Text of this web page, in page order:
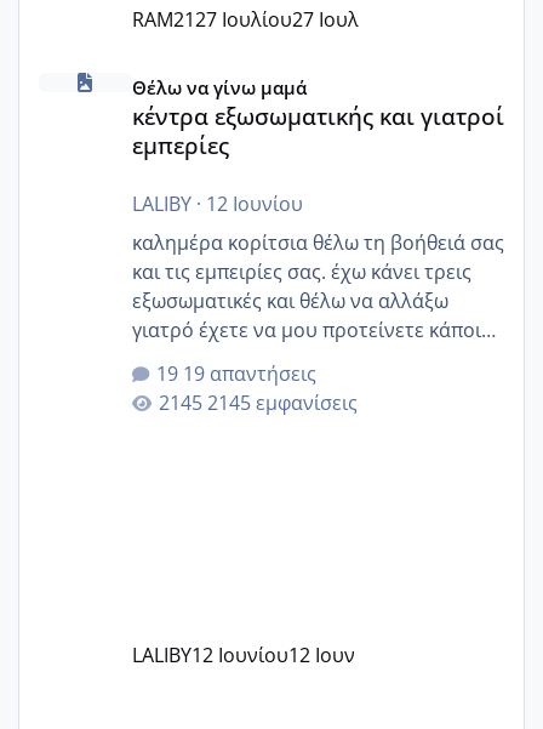
RAM2127 Ιουλίου27 Ιουλ
κέντρα εξωσωματικής και γιατροί εμπερίες
Θέλω να γίνω μαμά
κέντρα εξωσωματικής και γιατροί
εμπερίες
LALIBY· 12 Ιουνίου
καλημέρα κορίτσια θέλω τη βοήθειά σας
και τις εμπειρίες σας. έχω κάνει τρεις
εξωσωματικές και θέλω να αλλάξω
γιατρό έχετε να μου προτείνετε κάποιον
που μείνατε ευχαριστημένες και είχατε
επιιτυχία? έκανα στο υγεία με τον
ζερβομανωλάκη (δεν το εψαξε καθόλου
19 απαντήσεις
2145 εμφανίσεις
LALIBY12 Ιουνίου12 Ιουν